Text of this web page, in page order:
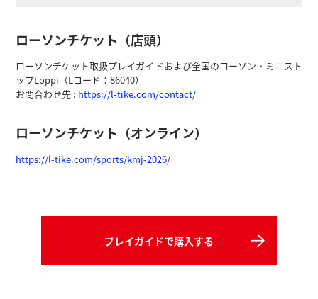
ローソンチケット（店頭）
ローソンチケット取扱プレイガイドおよび全国のローソン・ミニスト
ップLoppi（Lコード：86040）
お問合わせ先 : https://l-tike.com/contact/
ローソンチケット（オンライン）
https://l-tike.com/sports/kmj-2026/
プレイガイドで購入する